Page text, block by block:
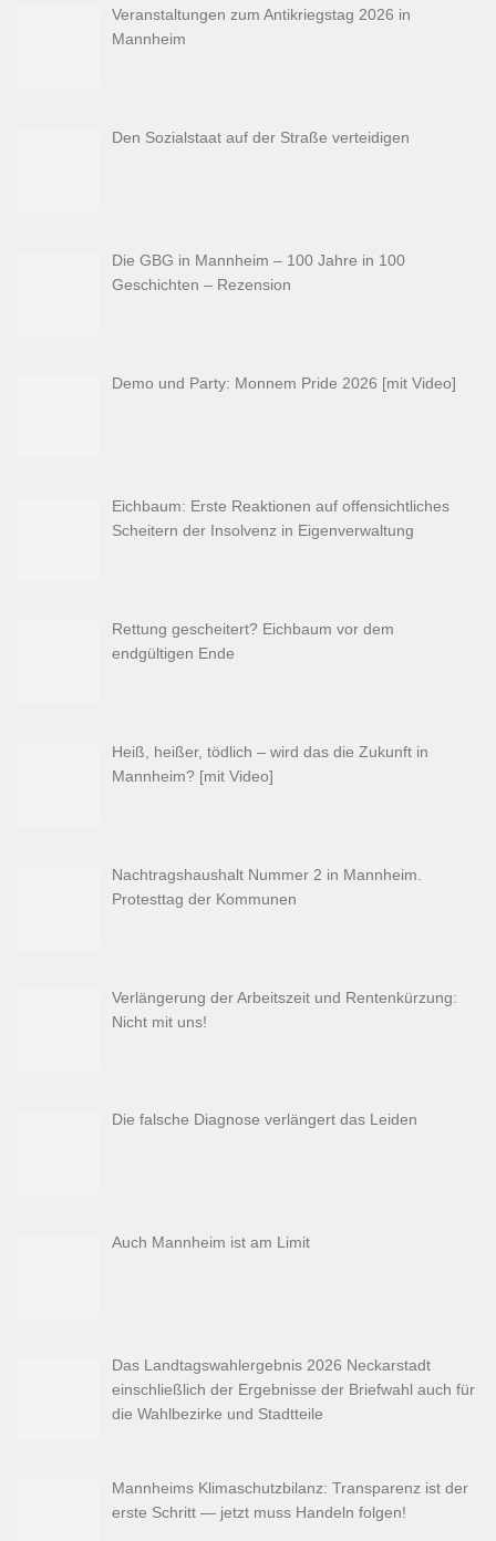
Veranstaltungen zum Antikriegstag 2026 in
Mannheim
Den Sozialstaat auf der Straße verteidigen
Die GBG in Mannheim – 100 Jahre in 100
Geschichten – Rezension
Demo und Party: Monnem Pride 2026 [mit Video]
Eichbaum: Erste Reaktionen auf offensichtliches
Scheitern der Insolvenz in Eigenverwaltung
Rettung gescheitert? Eichbaum vor dem
endgültigen Ende
Heiß, heißer, tödlich – wird das die Zukunft in
Mannheim? [mit Video]
Nachtragshaushalt Nummer 2 in Mannheim.
Protesttag der Kommunen
Verlängerung der Arbeitszeit und Rentenkürzung:
Nicht mit uns!
Die falsche Diagnose verlängert das Leiden
Auch Mannheim ist am Limit
Das Landtagswahlergebnis 2026 Neckarstadt
einschließlich der Ergebnisse der Briefwahl auch für
die Wahlbezirke und Stadtteile
Mannheims Klimaschutzbilanz: Transparenz ist der
erste Schritt — jetzt muss Handeln folgen!